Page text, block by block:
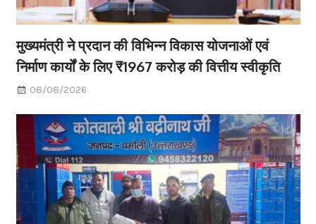
मुख्यमंत्री ने प्रदान की विभिन्न विकास योजनाओं एवं
निर्माण कार्यों के लिए ₹1967 करोड़ की वित्तीय स्वीकृति
08/08/2026